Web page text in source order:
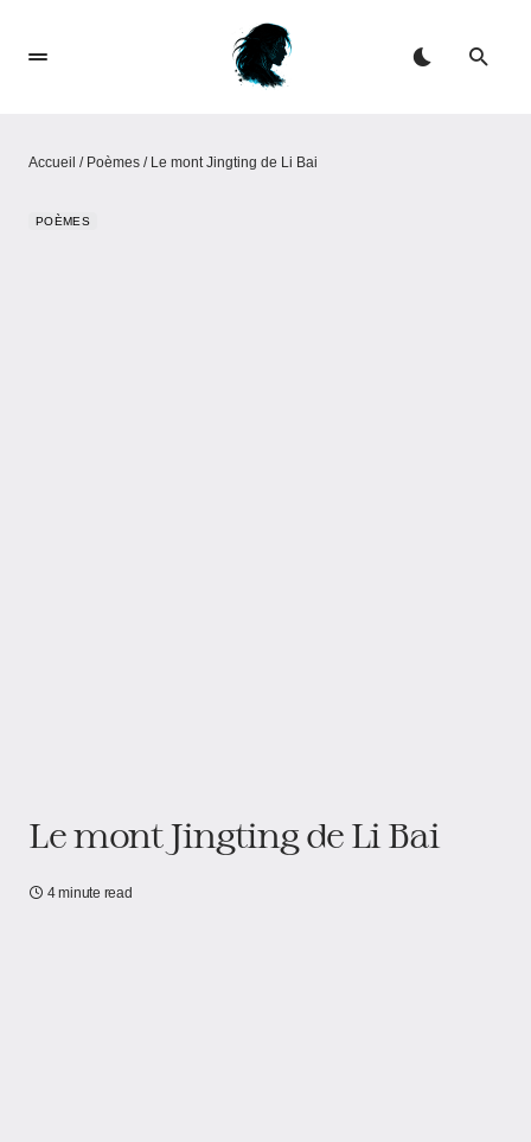
Accueil / Poèmes / Le mont Jingting de Li Bai
POÈMES
Le mont Jingting de Li Bai
4 minute read